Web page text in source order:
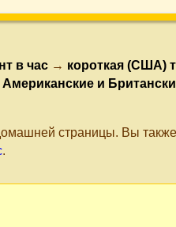
в час → короткая (США)
Американские и
страницы. Вы
.